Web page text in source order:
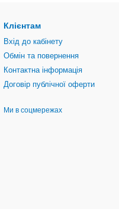
Клієнтам
Вхід до кабінету
Обмін та повернення
Контактна інформація
Договір публічної оферти
Ми в соцмережах